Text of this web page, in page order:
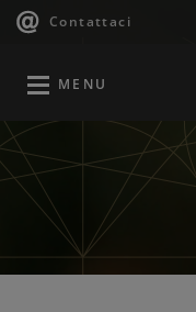
Salta
principale
Contattaci
Navigazione
Menu
MENU